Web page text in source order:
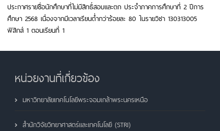
ประกาศรายชื่อนักศึกษาที่ไม่มีสิทธิ์สอบและตก ประจำภาคการศึกษาที่ 2 ปีการ
ศึกษา 2568 เนื่องจากมีเวลาเรียนต่ำกว่าร้อยละ 80 ในรายวิชา 130313005
ฟิสิกส์ 1 ตอนเรียนที่ 1
หน่วยงานที่เกี่ยวข้อง
มหาวิทยาลัยเทคโนโลยีพระจอมเกล้าพระนครเหนือ
สำนักวิจัยวิทยาศาสตร์และเทคโนโลยี (STRI)